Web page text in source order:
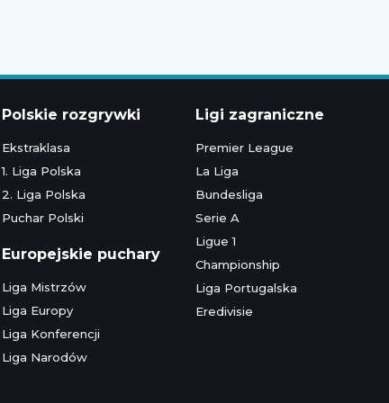
Polskie rozgrywki
Ekstraklasa
1. Liga Polska
2. Liga Polska
Puchar Polski
Europejskie puchary
Liga Mistrzów
Liga Europy
Liga Konferencji
Liga Narodów
Ligi zagraniczne
Premier League
La Liga
Bundesliga
Serie A
Ligue 1
Championship
Liga Portugalska
Eredivisie